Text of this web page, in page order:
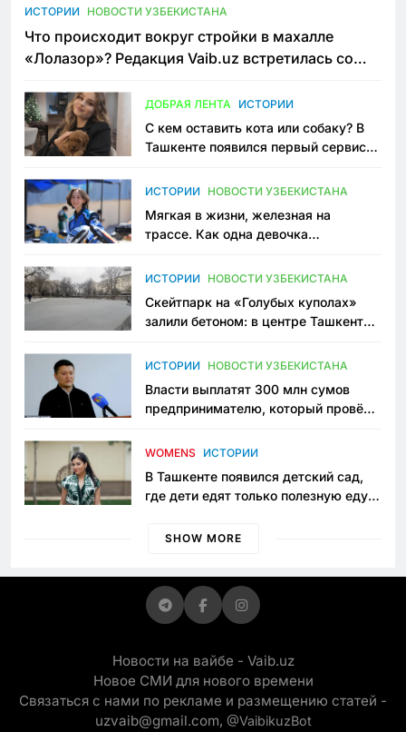
ИСТОРИИ НОВОСТИ УЗБЕКИСТАНА
Что происходит вокруг стройки в махалле
«Лолазор»? Редакция Vaib.uz встретилась со
ДОБРАЯ ЛЕНТА ИСТОРИИ
С кем оставить кота или собаку? В
Ташкенте появился первый сервис
ИСТОРИИ НОВОСТИ УЗБЕКИСТАНА
Мягкая в жизни, железная на
трассе. Как одна девочка
Узбекистане
ИСТОРИИ НОВОСТИ УЗБЕКИСТАНА
Скейтпарк на «Голубых куполах»
залили бетоном: в центре Ташкента
пространство
ИСТОРИИ НОВОСТИ УЗБЕКИСТАНА
Власти выплатят 300 млн сумов
предпринимателю, который провёл
приговору
WOMENS ИСТОРИИ
В Ташкенте появился детский сад,
где дети едят только полезную еду.
просить «кашу без сахара»
SHOW MORE
Новости на вайбе - Vaib.uz
Новое СМИ для нового времени
Связаться с нами по рекламе и размещению статей -
uzvaib@gmail.com, @VaibikuzBot